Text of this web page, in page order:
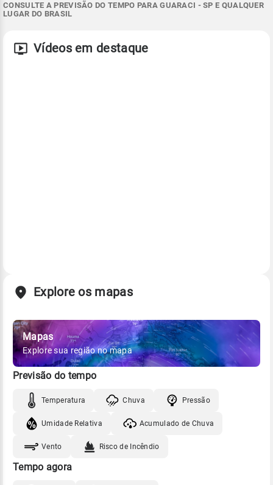
CONSULTE A PREVISÃO DO TEMPO PARA GUARACI - SP E QUALQUER
LUGAR DO BRASIL
Vídeos em destaque
Explore os mapas
Mapas
Explore sua região no mapa
Previsão do tempo
Temperatura Chuva Pressão
Umidade Relativa Acumulado de Chuva
Vento Risco de Incêndio
Tempo agora